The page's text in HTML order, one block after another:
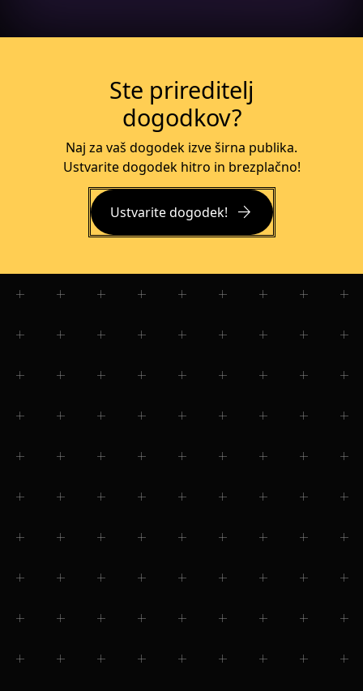
Ste prireditelj
dogodkov?
Naj za vaš dogodek izve širna publika.
Ustvarite dogodek hitro in brezplačno!
Ustvarite dogodek! arrow_forward